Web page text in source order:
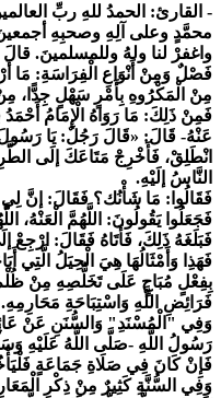
- القارئ: الحمدُ للهِ ربِّ
محمَّدٍ وعلى آلِهِ وصحبِهِ
واغفرْ لنا ولهُ وللمسلمينَ.
فَصْلٌ وَمِنْ أَنْوَاعِ الْفِرَاسَةِ: مَا
مِنْ الْمَكْرُوهِ بِأَمْرٍ سَهْلٍ جِدًّا،
فَمِنْ ذَلِكَ: مَا رَوَاهُ الْإِمَامُ
عَنْهُ- قَالَ: «قَالَ رَجُلٌ: يَا رَسُولَ
انْطَلِقْ، فَأَخْرِجْ مَتَاعَكَ إلَى
النَّاسُ إلَيْهِ.
فَقَالُوا: مَا شَأْنُك؟ فَقَالَ: إنَّ لِي
فَجَعَلُوا يَقُولُونَ: اللَّهُمَّ الْعَنْهُ،
فَبَلَغَهُ ذَلِكَ، فَأَتَاهُ فَقَالَ: ارْجِعْ
فَهَذِا وَأَمْثَالُهَا هِيَ الْحِيَلُ الَّتِي
بِفِعْلٍ مُبَاحٍ عَلَى تَخَلُّصِهِ مِنْ ظُلْمِ
فَرَائِضِ اللَّهِ وَاسْتِبَاحَةِ مَحَارِمِهِ.
وَفِي "الْمُسْنَدِ" وَالسُّنَنِ عَنْ
رَسُولُ اللَّهِ -صَلَّى اللَّهُ عَلَيْهِ
فَإِنْ كَانَ فِي صَلَاةِ جَمَاعَةٍ
وَفِي السُّنَّةِ كَثِيرٌ مِنْ ذِكْرِ